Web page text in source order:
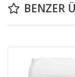
BENZER